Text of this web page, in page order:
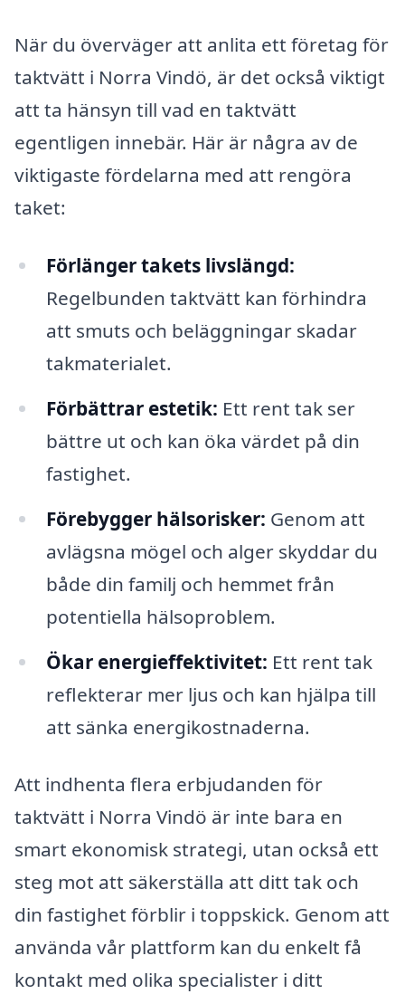
När du överväger att anlita ett företag för
taktvätt i Norra Vindö, är det också viktigt
att ta hänsyn till vad en taktvätt
egentligen innebär. Här är några av de
viktigaste fördelarna med att rengöra
taket:
Förlänger takets livslängd:
Regelbunden taktvätt kan förhindra
att smuts och beläggningar skadar
takmaterialet.
Förbättrar estetik: Ett rent tak ser
bättre ut och kan öka värdet på din
fastighet.
Förebygger hälsorisker: Genom att
avlägsna mögel och alger skyddar du
både din familj och hemmet från
potentiella hälsoproblem.
Ökar energieffektivitet: Ett rent tak
reflekterar mer ljus och kan hjälpa till
att sänka energikostnaderna.
Att indhenta flera erbjudanden för
taktvätt i Norra Vindö är inte bara en
smart ekonomisk strategi, utan också ett
steg mot att säkerställa att ditt tak och
din fastighet förblir i toppskick. Genom att
använda vår plattform kan du enkelt få
kontakt med olika specialister i ditt